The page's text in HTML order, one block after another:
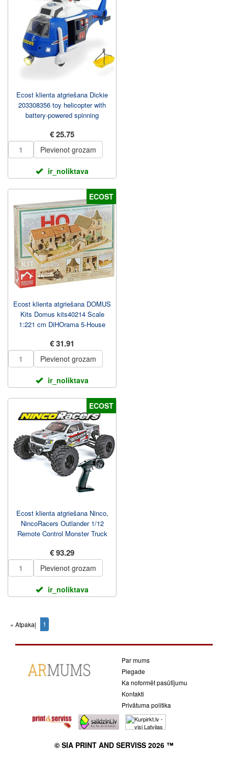
Ecost klienta atgriešana Dickie
203308356 toy helicopter with
battery-powered spinning
€ 25.75
Pievienot grozam
ir_noliktava
ECOST
Ecost klienta atgriešana DOMUS
Kits Domus kits40214 Scale
1:221 cm DiHOrama 5-House
€ 31.91
Pievienot grozam
ir_noliktava
ECOST
Ecost klienta atgriešana Ninco,
NincoRacers Outlander 1/12
Remote Control Monster Truck
€ 93.29
Pievienot grozam
ir_noliktava
« Atpakaļ 1
Par mums
Piegade
Ka noformēt pasūtījumu
Kontakti
Privātuma politika
© SIA PRINT AND SERVISS 2026 ™